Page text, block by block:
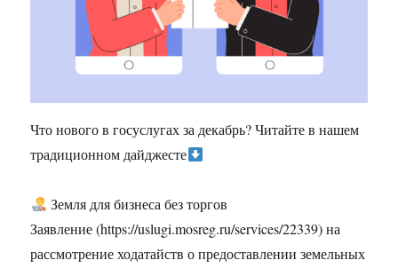
Что нового в госуслугах за декабрь? Читайте в нашем
традиционном дайджесте
Земля для бизнеса без торгов
Заявление (https://uslugi.mosreg.ru/services/22339) на
рассмотрение ходатайств о предоставлении земельных